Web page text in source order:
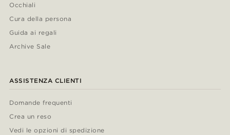
Occhiali
Cura della persona
Guida ai regali
Archive Sale
ASSISTENZA CLIENTI
Domande frequenti
Crea un reso
Vedi le opzioni di spedizione